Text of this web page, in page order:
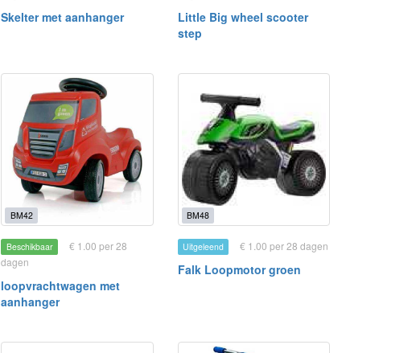
Skelter met aanhanger
Little Big wheel scooter
step
BM42
Beschikbaar
€ 1.00 per 28
dagen
loopvrachtwagen met
aanhanger
BM48
Uitgeleend € 1.00 per 28 dagen
Falk Loopmotor groen